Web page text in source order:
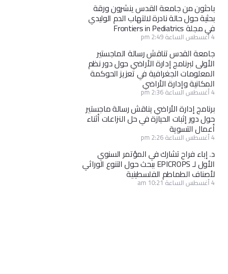
باحثون من جامعة القدس ينشرون ورقة
بحثية حول حالة نادرة لالتهاب الدم الوليدي
في مجلة Frontiers in Pediatrics
4 أغسطس الساعة 2:49 pm
جامعة القدس تناقش رسالة الماجستير
الأولى لبرنامج إدارة الأراضي حول دور نظم
المعلومات الجغرافية في تعزيز الحوكمة
المكانية وإدارة الأراضي
4 أغسطس الساعة 2:36 pm
برنامج إدارة الأراضي يناقش رسالة ماجستير
حول دور إثبات الحيازة في حل النزاعات أثناء
أعمال التسوية
4 أغسطس الساعة 2:26 pm
د. إباء فراح تشارك في المؤتمر السنوي
الأول لـ EPICROPS ببحث حول التنوع الوراثي
لأصناف الطماطم الفلسطينية
4 أغسطس الساعة 10:21 am